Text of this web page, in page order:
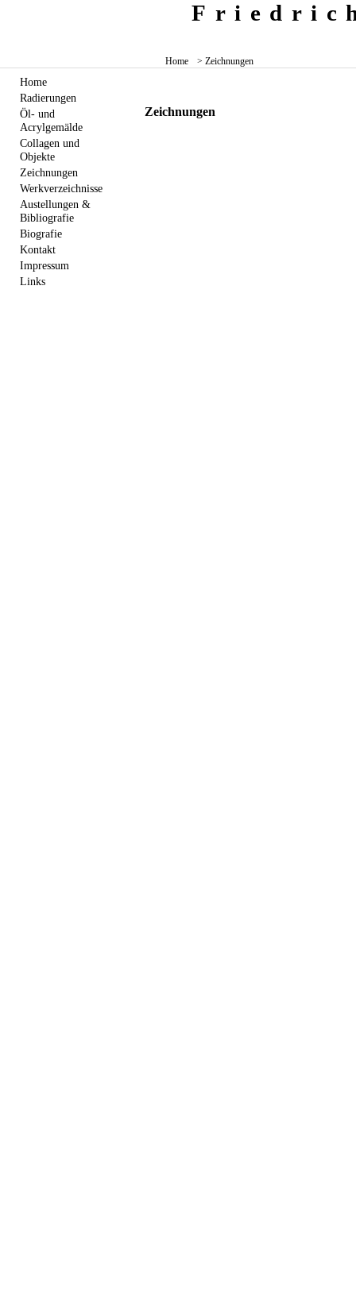
Home > Zeichnungen
Zeichnungen
Home
Radierungen
Öl- und
Acrylgemälde
Collagen und
Objekte
Zeichnungen
Werkverzeichnisse
Austellungen &
Bibliografie
Biografie
Kontakt
Impressum
Links